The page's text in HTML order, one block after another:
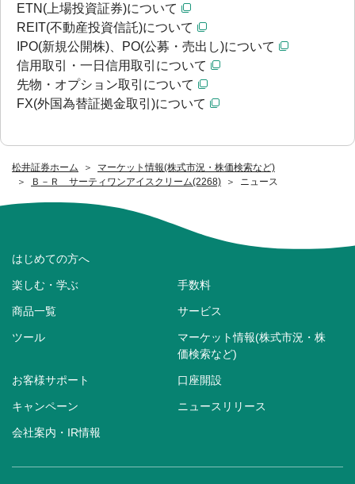
松井証券ホーム
マーケット情報(株式市況・株価検索など)
Ｂ－Ｒ サーティワンアイスクリーム(2268)
ニュース
ETN(上場投資証券)について
REIT(不動産投資信託)について
IPO(新規公開株)、PO(公募・売出し)について
信用取引・一日信用取引について
先物・オプション取引について
FX(外国為替証拠金取引)について
はじめての方へ
楽しむ・学ぶ 手数料
商品一覧 サービス
ツール
マーケット情報(株式市況・株
価検索など)
お客様サポート 口座開設
キャンペーン ニュースリリース
会社案内・IR情報